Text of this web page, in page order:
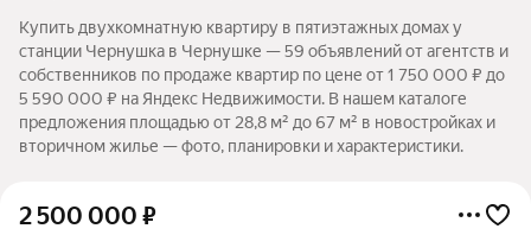
Купить двухкомнатную квартиру в пятиэтажных домах у
станции Чернушка в Чернушке — 59 объявлений от агентств и
собственников по продаже квартир по цене от 1 750 000 ₽ до
5 590 000 ₽ на Яндекс Недвижимости. В нашем каталоге
предложения площадью от 28,8 м² до 67 м² в новостройках и
вторичном жилье — фото, планировки и характеристики.
2 500 000 ₽